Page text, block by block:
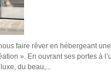
faire rêver en hébergeant
». En ouvrant ses portes à
du beau,...